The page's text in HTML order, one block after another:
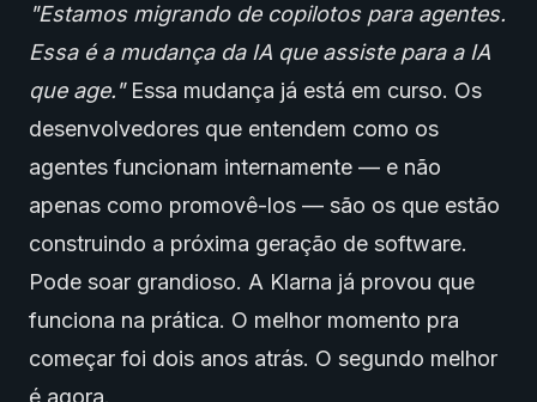
"Estamos migrando de copilotos para agentes.
Essa é a mudança da IA que assiste para a IA
que age."Essa mudança já está em curso. Os
desenvolvedores que entendem como os
agentes funcionam internamente — e não
apenas como promovê-los — são os que estão
construindo a próxima geração de software.
Pode soar grandioso. A Klarna já provou que
funciona na prática. O melhor momento pra
começar foi dois anos atrás. O segundo melhor
é agora.